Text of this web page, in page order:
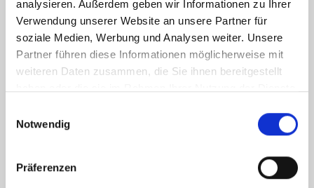
analysieren. Außerdem geben wir Informationen zu Ihrer
Verwendung unserer Website an unsere Partner für
soziale Medien, Werbung und Analysen weiter. Unsere
Partner führen diese Informationen möglicherweise mit
weiteren Daten zusammen, die Sie ihnen bereitgestellt
Notwendig
Präferenzen